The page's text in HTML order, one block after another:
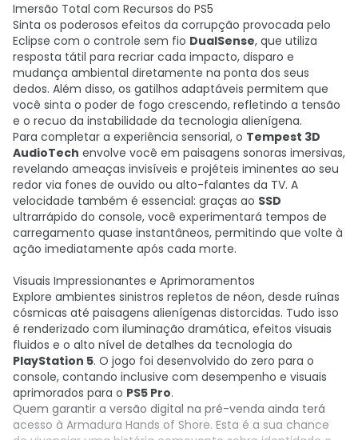
Imersão Total com Recursos do PS5
Sinta os poderosos efeitos da corrupção provocada pelo
Eclipse com o controle sem fio DualSense, que utiliza
resposta tátil para recriar cada impacto, disparo e
mudança ambiental diretamente na ponta dos seus
dedos. Além disso, os gatilhos adaptáveis permitem que
você sinta o poder de fogo crescendo, refletindo a tensão
e o recuo da instabilidade da tecnologia alienígena.
Para completar a experiência sensorial, o Tempest 3D
AudioTech envolve você em paisagens sonoras imersivas,
revelando ameaças invisíveis e projéteis iminentes ao seu
redor via fones de ouvido ou alto-falantes da TV. A
velocidade também é essencial: graças ao SSD
ultrarrápido do console, você experimentará tempos de
carregamento quase instantâneos, permitindo que volte à
ação imediatamente após cada morte.
Visuais Impressionantes e Aprimoramentos
Explore ambientes sinistros repletos de néon, desde ruínas
cósmicas até paisagens alienígenas distorcidas. Tudo isso
é renderizado com iluminação dramática, efeitos visuais
fluidos e o alto nível de detalhes da tecnologia do
PlayStation 5. O jogo foi desenvolvido do zero para o
console, contando inclusive com desempenho e visuais
aprimorados para o PS5 Pro.
Quem garantir a versão digital na pré-venda ainda terá
acesso à Armadura Hands of Shore. Esta é a sua chance